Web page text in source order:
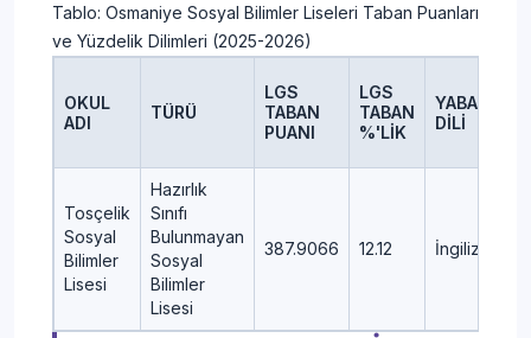
Tablo: Osmaniye Sosyal Bilimler Liseleri Taban Puanları
ve Yüzdelik Dilimleri (2025-2026)
OKUL
ADI
TÜRÜ
LGS
TABAN
PUANI
LGS
TABAN
%'LİK
YABANCI
DİLİ
Tosçelik
Sosyal
Bilimler
Lisesi
Hazırlık
Sınıfı
Bulunmayan
Sosyal
Bilimler
Lisesi
387.9066 12.12 İngilizce